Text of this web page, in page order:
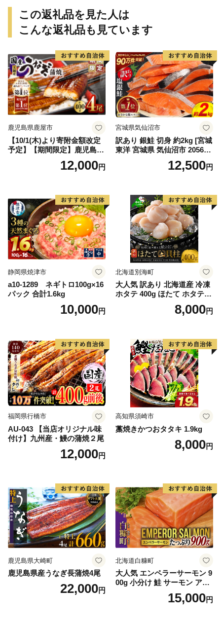
この返礼品を見た人は
こんな返礼品も見ています
鹿児島県鹿屋市
【10/1(木)より寄附金額改定
予定】【期間限定】鹿児島県
大隅産うなぎ蒲焼4尾（400
g） KN007-02312,000円
宮城県気仙沼市
訳あり 銀鮭 切身 約2kg [宮城
東洋 宮城県 気仙沼市 205649
91] 鮭 魚介類 海鮮 訳アリ 規
格外 不揃い さけ サケ 鮭切身
切り身 魚 わけあり
12,500円
静岡県焼津市
a10-1289 ネギトロ100g×16
パック 合計1.6kg
10,000円
北海道別海町
大人気 訳あり 北海道産 冷凍
ホタテ 400g ほたて ホタテ
8,000円
福岡県行橋市
AU-043 【当店オリジナル味
付け】九州産・鰻の蒲焼２尾
12,000円
高知県須崎市
藁焼きかつおタタキ 1.9kg
8,000円
鹿児島県大崎町
鹿児島県産うなぎ長蒲焼4尾
22,000円
北海道白糠町
大人気 エンペラーサーモン 9
00g 小分け 鮭 サーモン アト
ランティックサーモン 水産
庁長官賞 受賞 さけ シャケ し
15,000円